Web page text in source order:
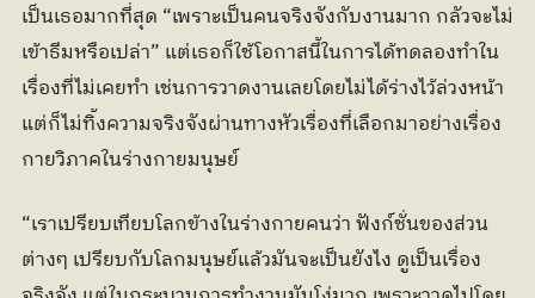
เป็นเธอมากที่สุด “เพราะเป็นคนจริงจังกับงานมาก กลัวจะไม่
เข้าธีมหรือเปล่า” แต่เธอก็ใช้โอกาสนี้ในการได้ทดลองทำใน
เรื่องที่ไม่เคยทำ เช่นการวาดงานเลยโดยไม่ได้ร่างไว้ล่วงหน้า
แต่ก็ไม่ทิ้งความจริงจังผ่านทางหัวเรื่องที่เลือกมาอย่างเรื่อง
กายวิภาคในร่างกายมนุษย์
“เราเปรียบเทียบโลกข้างในร่างกายคนว่า ฟังก์ชั่นของส่วน
ต่างๆ เปรียบกับโลกมนุษย์แล้วมันจะเป็นยังไง ดูเป็นเรื่อง